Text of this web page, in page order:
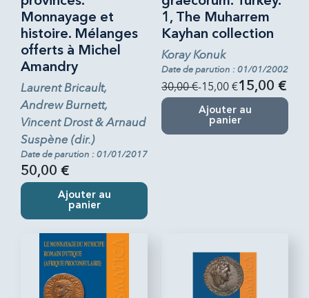
Monnayage et
histoire. Mélanges
offerts à Michel
Amandry
Laurent Bricault,
Andrew Burnett,
Vincent Drost & Arnaud
Suspène (dir.)
Date de parution : 01/01/2017
50,00 €
Ajouter au
panier
1, The Muharrem
Kayhan collection
Koray Konuk
Date de parution : 01/01/2002
30,00 €-15,00 €15,00 €
Ajouter au
panier